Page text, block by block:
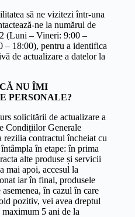
să ne vizitezi într-una
ne la numărul de
(Luni – Vineri: 9:00 –
– 18:00), pentru a identifica
de actualizare a datelor la
NU ÎMI
PERSONALE?
solicitării de actualizare a
Condițiilor Generale
rezilia contractul încheiat cu
în etape: în prima
alte produse și servicii
mai apoi, accesul la
iar în final, produsele
în cazul în care
pozitiv, vei avea dreptul
5 ani de la